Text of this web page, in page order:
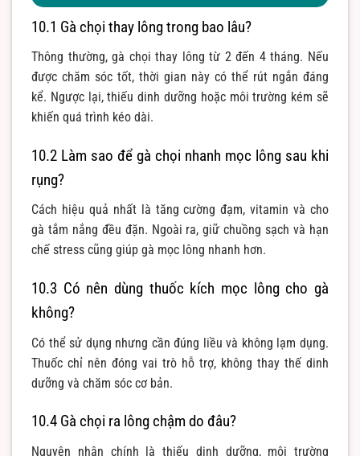
10.1 Gà chọi thay lông trong bao lâu?
Thông thường, gà chọi thay lông từ 2 đến 4 tháng. Nếu
được chăm sóc tốt, thời gian này có thể rút ngắn đáng
kể. Ngược lại, thiếu dinh dưỡng hoặc môi trường kém sẽ
khiến quá trình kéo dài.
10.2 Làm sao để gà chọi nhanh mọc lông sau khi
rụng?
Cách hiệu quả nhất là tăng cường đạm, vitamin và cho
gà tắm nắng đều đặn. Ngoài ra, giữ chuồng sạch và hạn
chế stress cũng giúp gà mọc lông nhanh hơn.
10.3 Có nên dùng thuốc kích mọc lông cho gà
không?
Có thể sử dụng nhưng cần đúng liều và không lạm dụng.
Thuốc chỉ nên đóng vai trò hỗ trợ, không thay thế dinh
dưỡng và chăm sóc cơ bản.
10.4 Gà chọi ra lông chậm do đâu?
Nguyên nhân chính là thiếu dinh dưỡng, môi trường